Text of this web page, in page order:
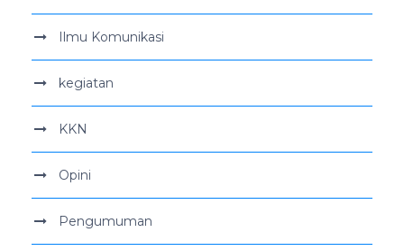
Ilmu Komunikasi
kegiatan
KKN
Opini
Pengumuman